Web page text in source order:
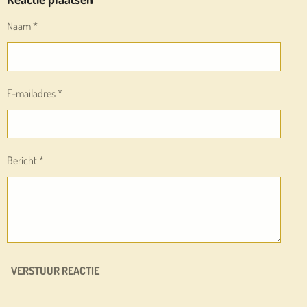
N
E
N
Naam *
E-mailadres *
Bericht *
VERSTUUR REACTIE